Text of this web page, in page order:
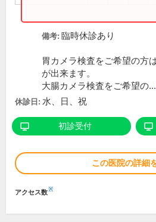
備考: 臨時休診あり
胃カメラ検査をご希望の方
が出来ます。
大腸カメラ検査をご希望の
休診日: 水、日、祝
初診受付
この医院の詳細
アクセス数※